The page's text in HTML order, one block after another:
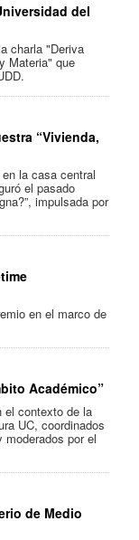
del
charla "Deriva
Materia" que
“Vivienda,
la casa central
el pasado
impulsada por
en el marco de
Académico”
el contexto de la
UC, coordinados
por el
de Medio